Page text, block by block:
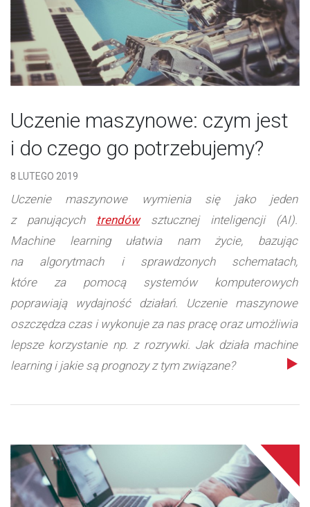
Uczenie maszynowe: czym jest
i do czego go potrzebujemy?
8 LUTEGO 2019
Uczenie maszynowe wymienia się jako jeden
z panujących trendówsztucznej inteligencji (AI).
Machine learning ułatwia nam życie, bazując
na algorytmach i sprawdzonych schematach,
które za pomocą systemów komputerowych
poprawiają wydajność działań. Uczenie maszynowe
oszczędza czas i wykonuje za nas pracę oraz umożliwia
lepsze korzystanie np. z rozrywki. Jak działa machine
learning i jakie są prognozy z tym związane?